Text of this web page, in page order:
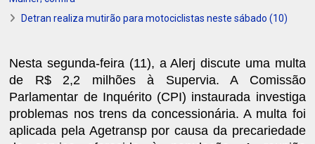
Detran realiza mutirão para motociclistas neste sábado (10)
Nesta segunda-feira (11), a Alerj discute uma multa
de R$ 2,2 milhões à Supervia. A Comissão
Parlamentar de Inquérito (CPI) instaurada investiga
problemas nos trens da concessionária. A multa foi
aplicada pela Agetransp por causa da precariedade